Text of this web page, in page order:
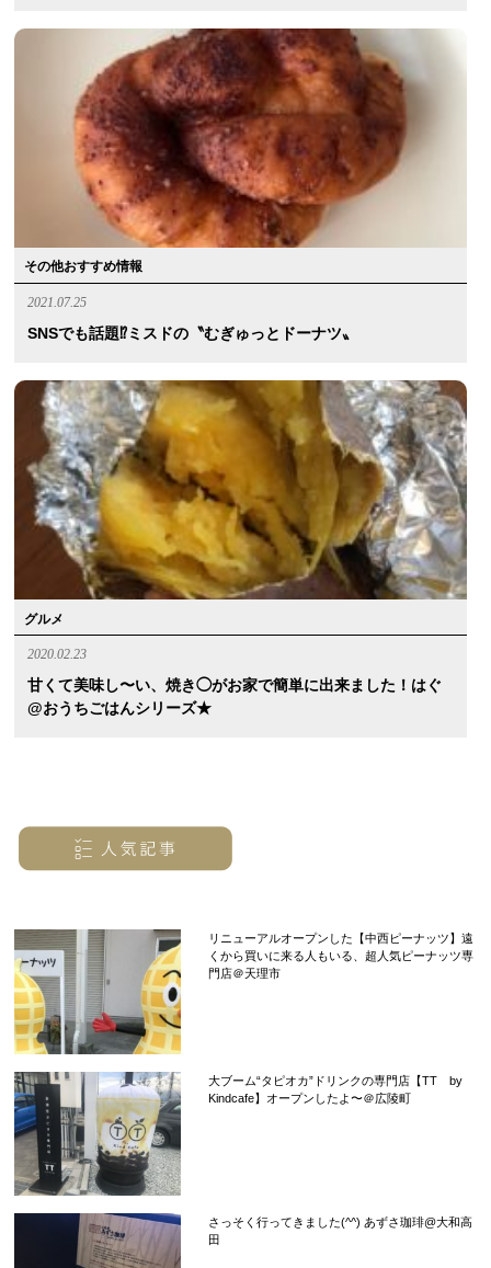
その他おすすめ情報
2021.07.25
SNSでも話題⁉︎ミスドの〝むぎゅっとドーナツ〟
グルメ
2020.02.23
甘くて美味し〜い、焼き◯がお家で簡単に出来ました！はぐ
@おうちごはんシリーズ★
リニューアルオープンした【中西ピーナッツ】遠
くから買いに来る人もいる、超人気ピーナッツ専
門店＠天理市
大ブーム“タピオカ”ドリンクの専門店【TT by
Kindcafe】オープンしたよ〜＠広陵町
さっそく行ってきました(^^) あずさ珈琲@大和高
田